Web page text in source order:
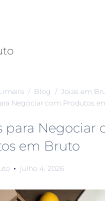
Blog
Joias em
Negociar com Produtos
para Negociar
em Bruto
julho 4, 2026